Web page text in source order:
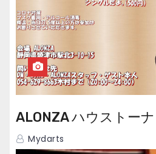
ALONZA ハウストー
Mydarts